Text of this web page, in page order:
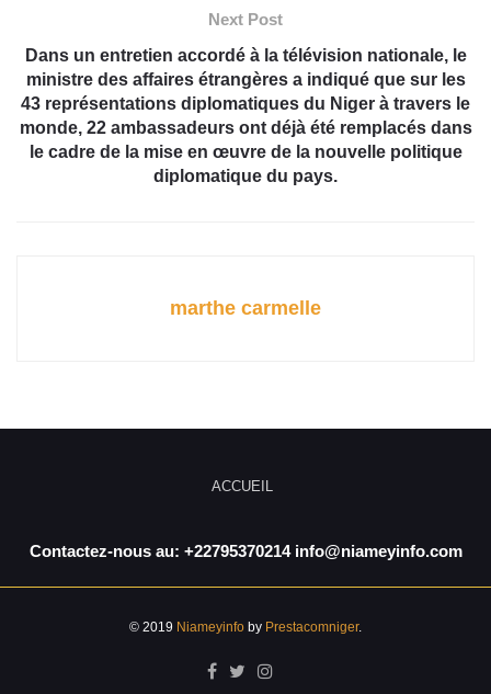
Next Post
Dans un entretien accordé à la télévision nationale, le
ministre des affaires étrangères a indiqué que sur les
43 représentations diplomatiques du Niger à travers le
monde, 22 ambassadeurs ont déjà été remplacés dans
le cadre de la mise en œuvre de la nouvelle politique
diplomatique du pays.
marthe carmelle
ACCUEIL
Contactez-nous au: +22795370214 info@niameyinfo.com
© 2019 Niameyinfo by Prestacomniger.